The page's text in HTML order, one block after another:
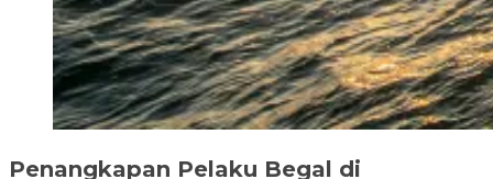
Penangkapan Pelaku Begal di